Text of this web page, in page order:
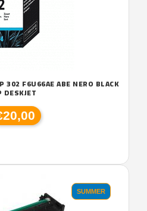
302 F6U66AE ABE NERO BLACK
DESKJET
SUMMER